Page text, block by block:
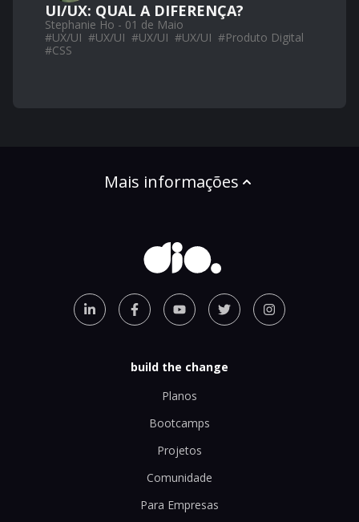
UI/UX: QUAL A DIFERENÇA?
Stephanie Ho - 01 de Maio
#UX/UI #UX/UI #UX/UI #UX/UI #Produto Digital
#CSS
Mais informações
build the change
Planos
Bootcamps
Projetos
Comunidade
Para Empresas